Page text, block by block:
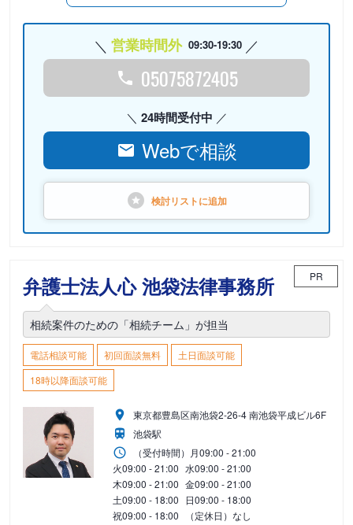
営業時間外 09:30-19:30
05075872405
24時間受付中
Webで相談
検討リストに追加
弁護士法人心 池袋法律事務所 PR
相続案件のための「相続チーム」が担当
電話相談可能 初回面談無料
土日面談可能
18時以降面談可能
東京都豊島区南池袋2-26-4 南池袋平成ビル6F
池袋駅
（受付時間） 月09:00 - 21:00
火09:00 - 21:00 水09:00 - 21:00
木09:00 - 21:00 金09:00 - 21:00
土09:00 - 18:00 日09:00 - 18:00
祝09:00 - 18:00 （定休日）なし